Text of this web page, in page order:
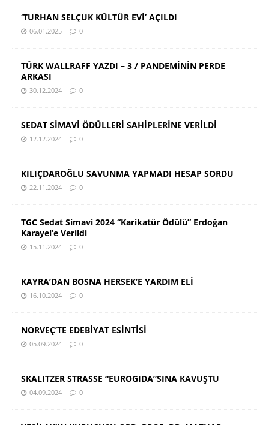
‘TURHAN SELÇUK KÜLTÜR EVİ’ AÇILDI
06.01.2025 0
TÜRK WALLRAFF YAZDI – 3 / PANDEMİNİN PERDE
ARKASI
30.12.2024 0
SEDAT SİMAVİ ÖDÜLLERİ SAHİPLERİNE VERİLDİ
12.12.2024 0
KILIÇDAROĞLU SAVUNMA YAPMADI HESAP SORDU
22.11.2024 0
TGC Sedat Simavi 2024 “Karikatür Ödülü” Erdoğan
Karayel’e Verildi
15.11.2024 0
KAYRA’DAN BOSNA HERSEK’E YARDIM ELİ
16.10.2024 0
NORVEÇ’TE EDEBİYAT ESİNTİSİ
05.09.2024 0
SKALITZER STRASSE “EUROGIDA”SINA KAVUŞTU
04.09.2024 0